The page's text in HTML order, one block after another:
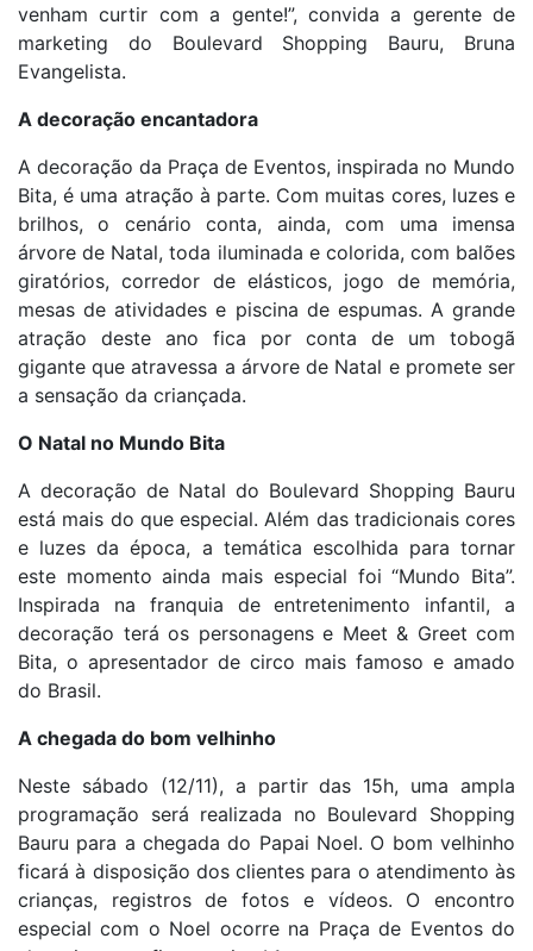
venham curtir com a gente!”, convida a gerente de
marketing do Boulevard Shopping Bauru, Bruna
Evangelista.
A decoração encantadora
A decoração da Praça de Eventos, inspirada no Mundo
Bita, é uma atração à parte. Com muitas cores, luzes e
brilhos, o cenário conta, ainda, com uma imensa
árvore de Natal, toda iluminada e colorida, com balões
giratórios, corredor de elásticos, jogo de memória,
mesas de atividades e piscina de espumas. A grande
atração deste ano fica por conta de um tobogã
gigante que atravessa a árvore de Natal e promete ser
a sensação da criançada.
O Natal no Mundo Bita
A decoração de Natal do Boulevard Shopping Bauru
está mais do que especial. Além das tradicionais cores
e luzes da época, a temática escolhida para tornar
este momento ainda mais especial foi “Mundo Bita”.
Inspirada na franquia de entretenimento infantil, a
decoração terá os personagens e Meet & Greet com
Bita, o apresentador de circo mais famoso e amado
do Brasil.
A chegada do bom velhinho
Neste sábado (12/11), a partir das 15h, uma ampla
programação será realizada no Boulevard Shopping
Bauru para a chegada do Papai Noel. O bom velhinho
ficará à disposição dos clientes para o atendimento às
crianças, registros de fotos e vídeos. O encontro
especial com o Noel ocorre na Praça de Eventos do